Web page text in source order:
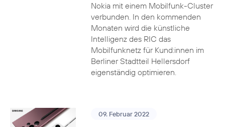
Nokia mit einem Mobilfunk-Cluster
verbunden. In den kommenden
Monaten wird die künstliche
Intelligenz des RIC das
Mobilfunknetz für Kund:innen im
Berliner Stadtteil Hellersdorf
eigenständig optimieren.
09. Februar 2022